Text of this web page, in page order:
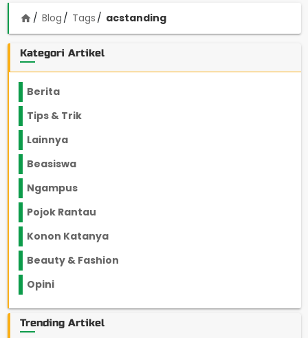
home Blog Tags acstanding
Kategori Artikel
Berita
Tips & Trik
Lainnya
Beasiswa
Ngampus
Pojok Rantau
Konon Katanya
Beauty & Fashion
Opini
Trending Artikel